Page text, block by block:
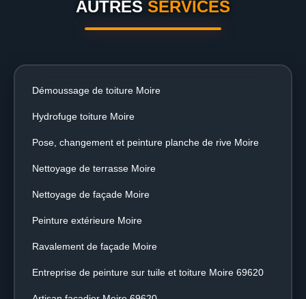
AUTRES SERVICES
Démoussage de toiture Moire
Hydrofuge toiture Moire
Pose, changement et peinture planche de rive Moire
Nettoyage de terrasse Moire
Nettoyage de façade Moire
Peinture extérieure Moire
Ravalement de façade Moire
Entreprise de peinture sur tuile et toiture Moire 69620